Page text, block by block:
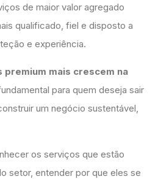
de maior valor agregado
qualificado, fiel e disposto a
e experiência.
premium mais crescem na
para quem deseja sair
um negócio sustentável,
os serviços que estão
setor, entender por que eles se